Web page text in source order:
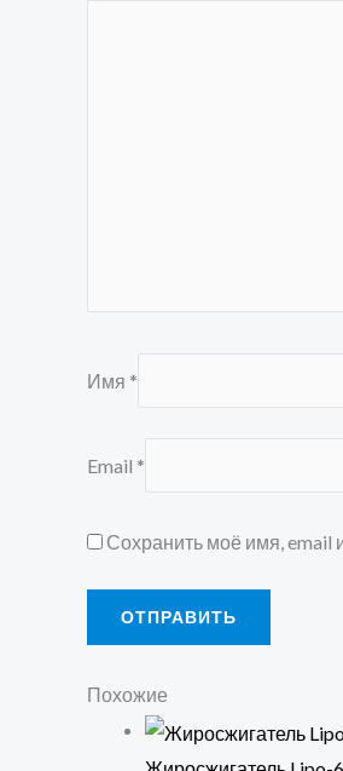
Имя *
Email *
Сохранить моё имя, email
Похожие